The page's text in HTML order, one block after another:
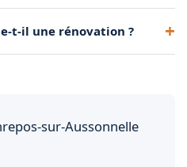
local.
t-il une rénovation ?
sur-Aussonnelle